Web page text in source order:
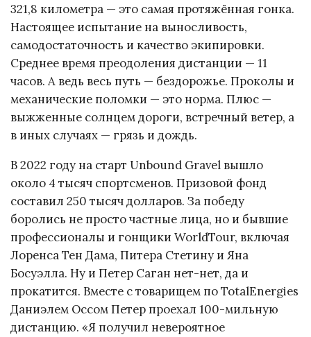
321,8 километра — это самая протяжённая гонка.
Настоящее испытание на выносливость,
самодостаточность и качество экипировки.
Среднее время преодоления дистанции — 11
часов. А ведь весь путь — бездорожье. Проколы и
механические поломки — это норма. Плюс —
выжженные солнцем дороги, встречный ветер, а
в иных случаях — грязь и дождь.
В 2022 году на старт Unbound Gravel вышло
около 4 тысяч спортсменов. Призовой фонд
составил 250 тысяч долларов. За победу
боролись не просто частные лица, но и бывшие
профессионалы и гонщики WorldTour, включая
Лоренса Тен Дама, Питера Стетину и Яна
Босуэлла. Ну и Петер Саган нет-нет, да и
прокатится. Вместе с товарищем по TotalEnergies
Даниэлем Оссом Петер проехал 100-мильную
дистанцию. «Я получил невероятное